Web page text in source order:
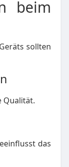
beim
sollten
Qualität.
das